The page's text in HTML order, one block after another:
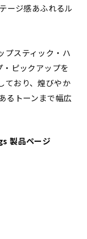
ージ感あふれるル
プスティック・ハ
ピックアップを
ており、煌びやか
るトーンまで幅広
製品ページ